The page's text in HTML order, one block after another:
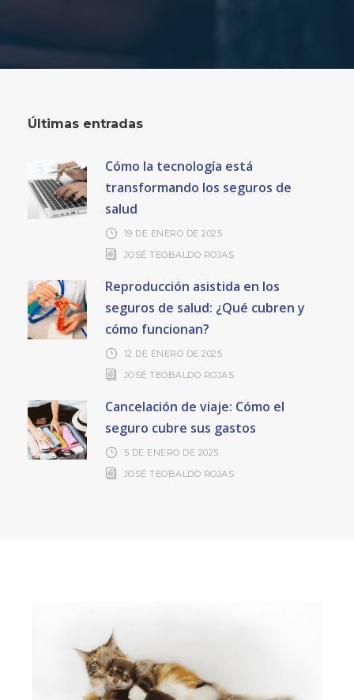
Últimas entradas
Cómo la tecnología está
transformando los seguros de
salud
19 DE ENERO DE 2025
JOSÉ TEOBALDO ROJAS
Reproducción asistida en los
seguros de salud: ¿Qué cubren y
cómo funcionan?
12 DE ENERO DE 2025
JOSÉ TEOBALDO ROJAS
Cancelación de viaje: Cómo el
seguro cubre sus gastos
5 DE ENERO DE 2025
JOSÉ TEOBALDO ROJAS